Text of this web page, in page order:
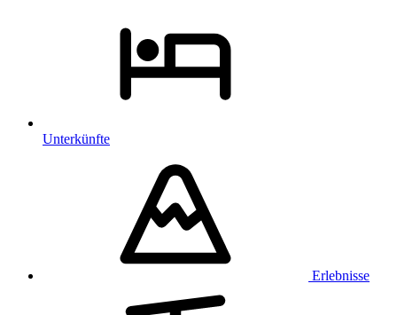
Unterkünfte
Erlebnisse